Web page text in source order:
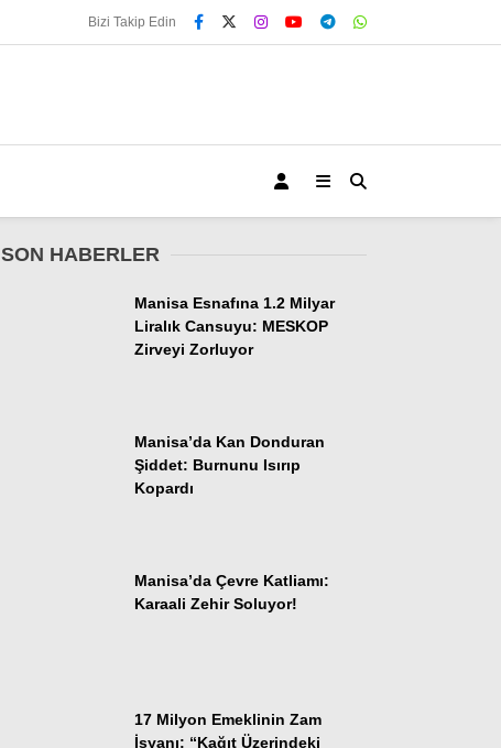
Gündem
Spor
Bizi Takip Edin
SON HABERLER
Manisa Esnafına 1.2 Milyar
Liralık Cansuyu: MESKOP
Zirveyi Zorluyor
Manisa’da Kan Donduran
Şiddet: Burnunu Isırıp
Kopardı
Manisa’da Çevre Katliamı:
Karaali Zehir Soluyor!
17 Milyon Emeklinin Zam
İsyanı: “Kağıt Üzerindeki